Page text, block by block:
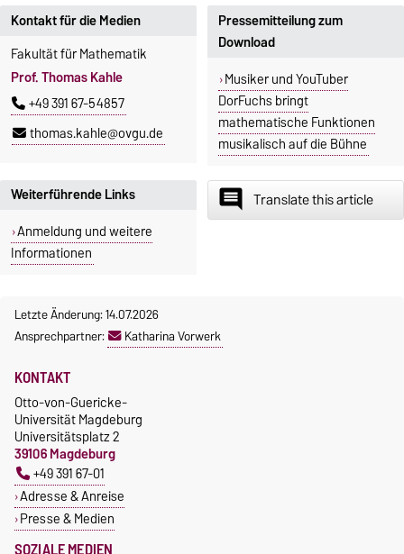
Kontakt für die Medien
Fakultät für Mathematik
Prof. Thomas Kahle
+49 391 67-54857
thomas.kahle@ovgu.de
Pressemitteilung zum
Download
Musiker und YouTuber
DorFuchs bringt
mathematische Funktionen
musikalisch auf die Bühne
Weiterführende Links
Anmeldung und weitere
Informationen
insert_comment Translate this article
Letzte Änderung: 14.07.2026
Ansprechpartner:
Katharina Vorwerk
KONTAKT
Otto-von-Guericke-
Universität Magdeburg
Universitätsplatz 2
39106 Magdeburg
+49 391 67-01
Adresse & Anreise
Presse & Medien